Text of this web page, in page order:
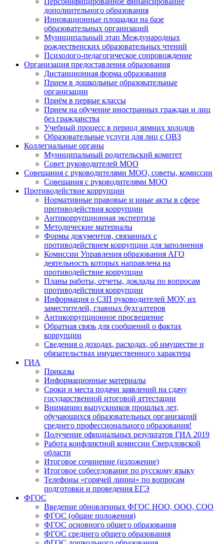
дополнительного образования
Инновационные площадки на базе
образовательных организаций
Муниципальный этап Международных
рождественских образовательных чтений
Психолого-педагогическое сопровождение
Организация предоставления образования
Дистанционная форма образования
Прием в дошкольные образовательные
организации
Приём в первые классы
Прием на обучение иностранных граждан и лиц
без гражданства
Учебный процесс в период зимних холодов
Образовательные услуги для лиц с ОВЗ
Коллегиальные органы
Муниципальный родительский комитет
Совет руководителей МОО
Совещания с руководителями МОО, советы, комиссии
Совещания с руководителями МОО
Противодействие коррупции
Нормативные правовые и иные акты в сфере
противодействия коррупции
Антикоррупционная экспертиза
Методические материалы
Формы документов, связанных с
противодействием коррупции для заполнения
Комиссии Управления образования АГО
деятельность которых направлена на
противодействие коррупции
Планы работы, отчеты, доклады по вопросам
противодействия коррупции
Информация о СЗП руководителей МОУ, их
заместителей, главных бухгалтеров
Антикоррупционное просвещение
Обратная связь для сообщений о фактах
коррупции
Сведения о доходах, расходах, об имуществе и
обязательствах имущественного характера
ГИА
Приказы
Информационные материалы
Сроки и места подачи заявлений на сдачу
государственной итоговой аттестации
Вниманию выпускников прошлых лет,
обучающихся образовательных организаций
среднего профессионального образования!
Получение официальных результатов ГИА 2019
Работа конфликтной комиссии Свердловской
области
Итоговое сочинение (изложение)
Итоговое собеседование по русскому языку
Телефоны «горячей линии» по вопросам
подготовки и проведения ЕГЭ
ФГОС
Введение обновленных ФГОС НОО, ООО, СОО
ФГОС (общие положения)
ФГОС основного общего образования
ФГОС среднего общего образования